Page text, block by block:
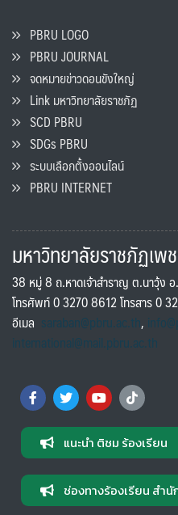
PBRU LOGO
PBRU JOURNAL
จดหมายข่าวดอนขังใหญ่
Link มหาวิทยาลัยราชภัฏ
SCD PBRU
SDGs PBRU
ระบบเลือกตั้งออนไลน์
PBRU INTERNET
มหาวิทยาลัยราชภัฏเพ
38 หมู่ 8 ถ.หาดเจ้าสำราญ ต.นาวุ้ง
โทรศัพท์ 0 3270 8612 โทรสาร 0
อีเมล saraban@pbru.ac.th,
international@mail.pbru.ac.th
แนะนำ ติชม ร้องเรียน
ช่องทางร้องเรียน สำนั